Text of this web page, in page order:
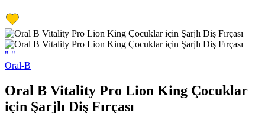
" "
Oral-B
Oral B Vitality Pro Lion King Çocuklar
için Şarjlı Diş Fırçası